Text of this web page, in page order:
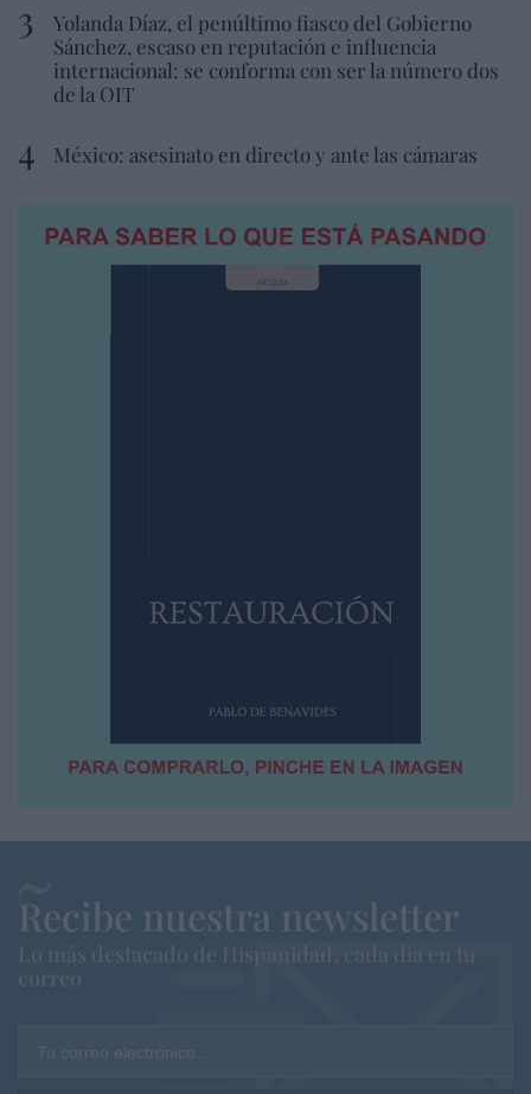
Yolanda Díaz, el penúltimo fiasco del Gobierno
Sánchez, escaso en reputación e influencia
internacional: se conforma con ser la número dos
de la OIT
México: asesinato en directo y ante las cámaras
Recibe nuestra newsletter
Lo más destacado de Hispanidad, cada dia en tu
correo
Tu correo electrónico...